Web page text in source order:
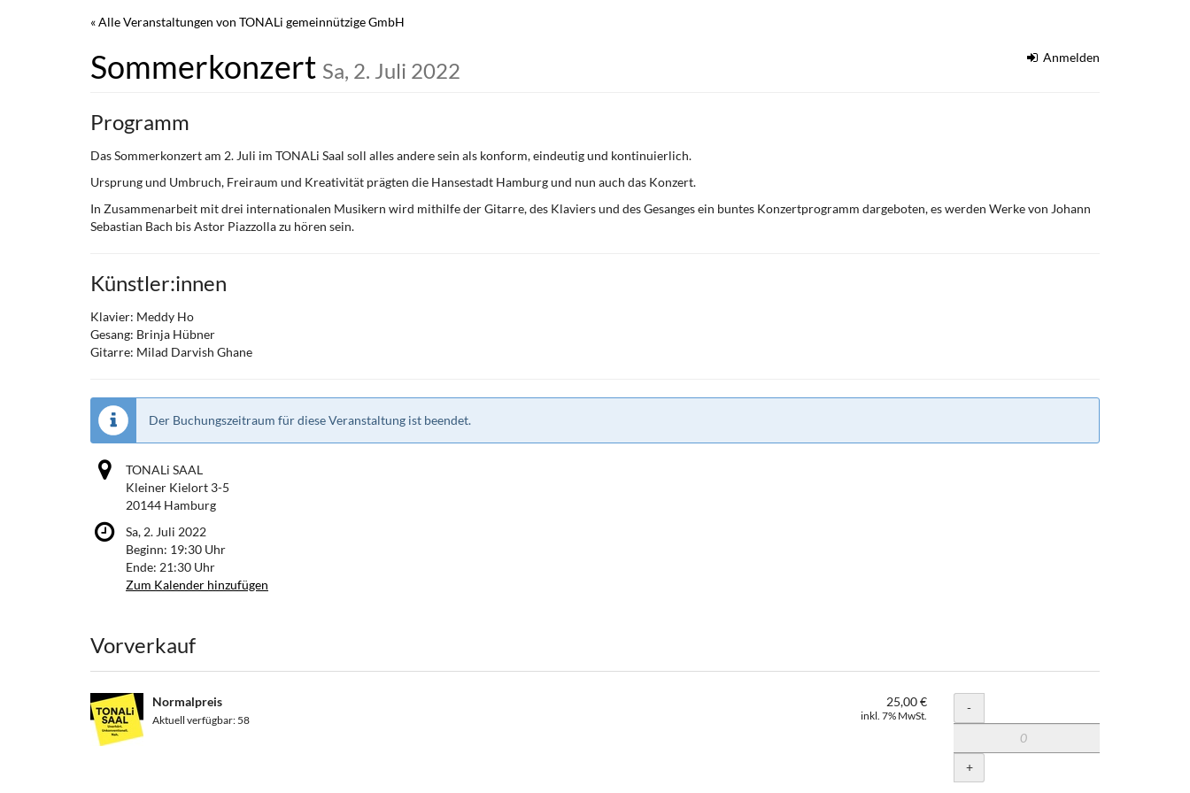
« Alle Veranstaltungen von TONALi gemeinnützige GmbH
Sommerkonzert Sa, 2. Juli 2022
Anmelden
Programm
Das Sommerkonzert am 2. Juli im TONALi Saal soll alles andere sein als konform, eindeutig und kontinuierlich.
Ursprung und Umbruch, Freiraum und Kreativität prägten die Hansestadt Hamburg und nun auch das Konzert.
In Zusammenarbeit mit drei internationalen Musikern wird mithilfe der Gitarre, des Klaviers und des Gesanges ein buntes Konzertprogramm dargeboten, es werden Werke von Johann
Sebastian Bach bis Astor Piazzolla zu hören sein.
Künstler:innen
Klavier: Meddy Ho
Gesang: Brinja Hübner
Gitarre: Milad Darvish Ghane
Der Buchungszeitraum für diese Veranstaltung ist beendet.
TONALi SAAL
Kleiner Kielort 3-5
20144 Hamburg
Sa, 2. Juli 2022
Beginn: 19:30 Uhr
Ende: 21:30 Uhr
Zum Kalender hinzufügen
Produkte
Vorverkauf
Normalpreis
Aktuell verfügbar: 58
25,00 €
inkl. 7% MwSt. Menge
-
+